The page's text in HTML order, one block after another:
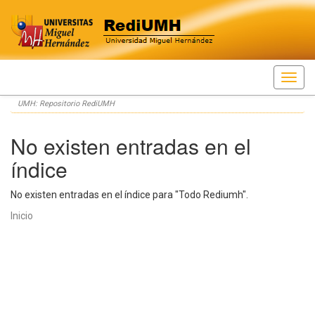
Skip
navigation
UMH: Repositorio RediUMH
No existen entradas en el
índice
No existen entradas en el índice para "Todo Rediumh".
Inicio